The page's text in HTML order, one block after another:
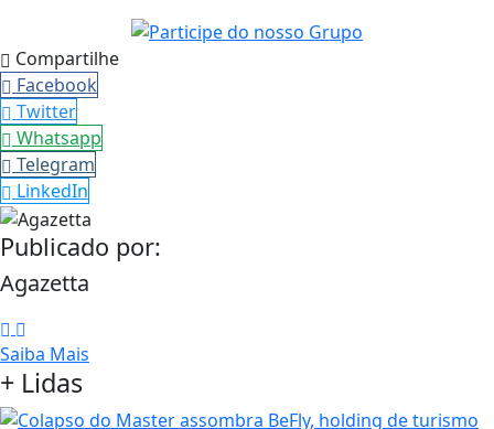
Compartilhe
Facebook
Twitter
Whatsapp
Telegram
LinkedIn
Publicado por:
Agazetta
Saiba Mais
+ Lidas